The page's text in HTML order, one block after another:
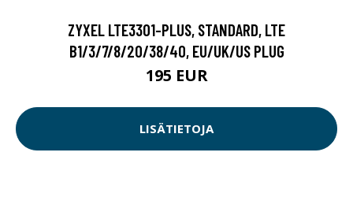
ZYXEL LTE3301-PLUS, STANDARD, LTE
B1/3/7/8/20/38/40, EU/UK/US PLUG
195 EUR
LISÄTIETOJA